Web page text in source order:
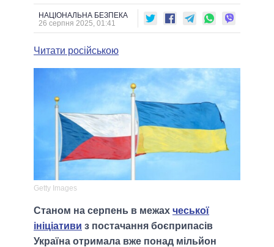
ГОЛОВИ ОБЛАДМІНІСТРАЦІЙ
МЕРИ МІСТ
ПОРІВНЯННЯ ПОЛІТИКІВ
НАЦІОНАЛЬНА БЕЗПЕКА
26 серпня 2025, 01:41
Читати російською
Getty Images
Станом на серпень в межах чеської
ініціативи з постачання боєприпасів
Україна отримала вже понад мільйон